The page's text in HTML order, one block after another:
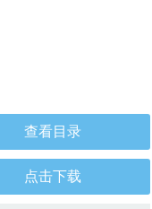
查看目录
点击下载